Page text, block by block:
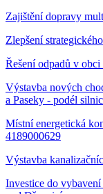
Zajištění dopravy
Zlepšení
Řešení odpadů v
Výstavba nových
a Paseky - podél
Místní energetická
4189000629
Výstavba
Investice do